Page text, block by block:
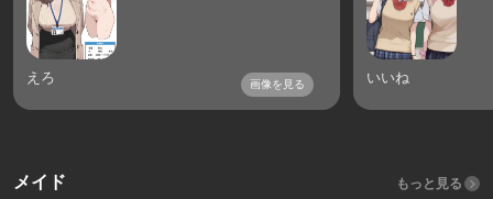
えろ 画像を見る いいね
メイド もっと見る